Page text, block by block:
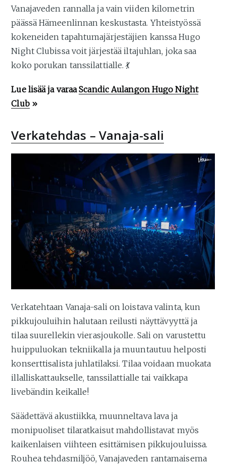
Vanajaveden rannalla ja vain viiden kilometrin
päässä Hämeenlinnan keskustasta. Yhteistyössä
kokeneiden tapahtumajärjestäjien kanssa Hugo
Night Clubissa voit järjestää iltajuhlan, joka saa
koko porukan tanssilattialle. 💃
Lue lisää ja varaaScandic Aulangon Hugo Night
Club»
Verkatehdas – Vanaja-sali
Verkatehtaan Vanaja-sali on loistava valinta, kun
pikkujouluihin halutaan reilusti näyttävyyttä ja
tilaa suurellekin vierasjoukolle. Sali on varustettu
huippuluokan tekniikalla ja muuntautuu helposti
konserttisalista juhlatilaksi. Tilaa voidaan muokata
illalliskattaukselle, tanssilattialle tai vaikkapa
livebändin keikalle!
Säädettävä akustiikka, muunneltava lava ja
monipuoliset tilaratkaisut mahdollistavat myös
kaikenlaisen viihteen esittämisen pikkujouluissa.
Rouhea tehdasmiljöö, Vanajaveden rantamaisema